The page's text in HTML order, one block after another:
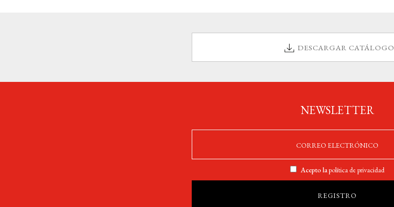
DESCARGAR CATÁLOGO
NEWSLETTER
Acepto lapolítica de privacidad